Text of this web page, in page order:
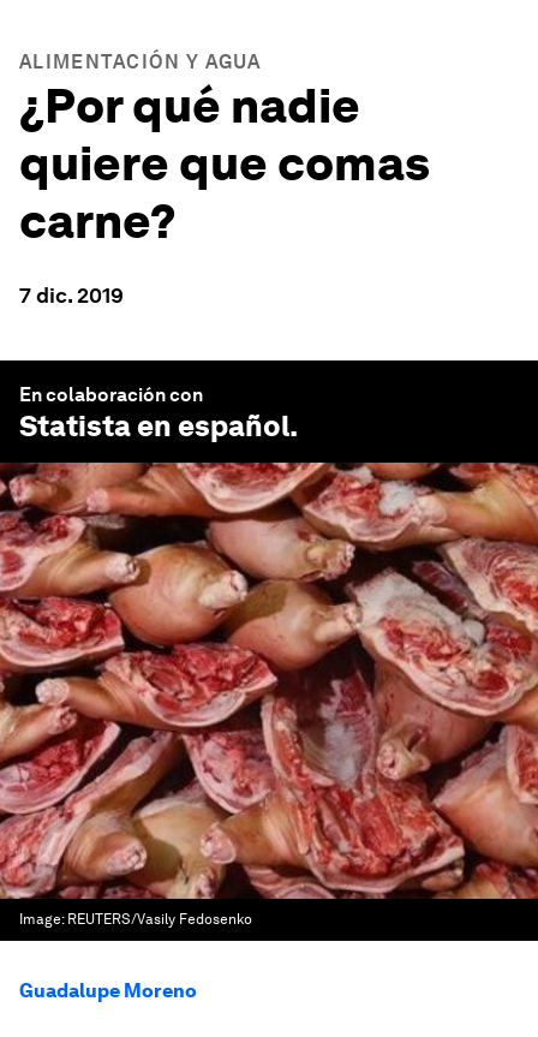
ALIMENTACIÓN Y AGUA
¿Por qué nadie
quiere que comas
carne?
7 dic. 2019
En colaboración con
Statista en español.
Image: REUTERS/Vasily Fedosenko
Guadalupe Moreno